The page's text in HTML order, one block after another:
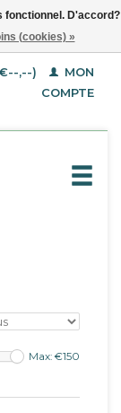
Français
English
,--)
MON
COMPTE
Max: €150
fonctionnel. D'accord?
(cookies) »